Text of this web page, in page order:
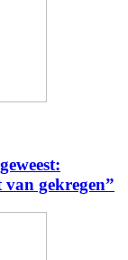
van gekregen”